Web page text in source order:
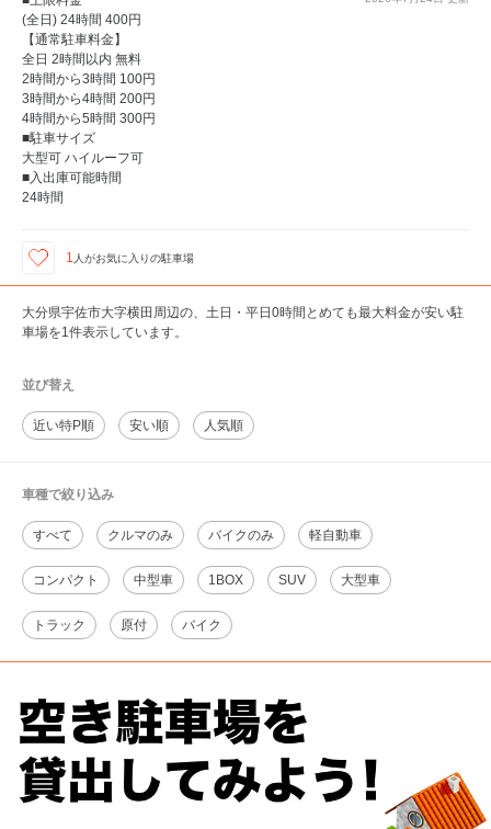
(全日) 24時間 400円
【通常駐車料金】
全日 2時間以内 無料
2時間から3時間 100円
3時間から4時間 200円
4時間から5時間 300円
■駐車サイズ
大型可 ハイルーフ可
■入出庫可能時間
24時間
1 人がお気に入りの駐車場
大分県宇佐市大字横田周辺の、土日・平日0時間とめても最大料金が安い駐
車場を1件表示しています。
並び替え
近い特P順 安い順 人気順
車種で絞り込み
すべて クルマのみ バイクのみ 軽自動車
コンパクト 中型車 1BOX SUV 大型車
トラック 原付 バイク